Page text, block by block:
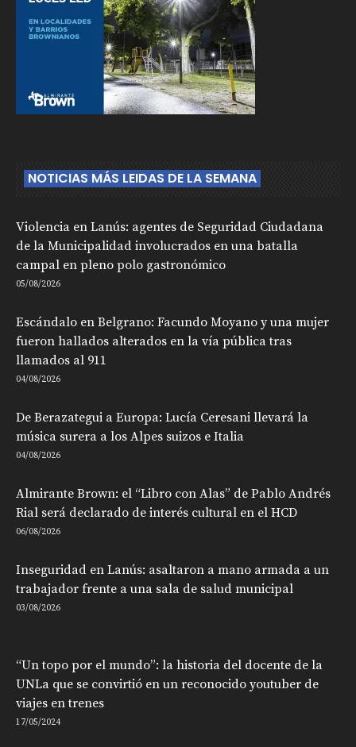
NOTICIAS MÁS LEIDAS DE LA SEMANA
Violencia en Lanús: agentes de Seguridad Ciudadana
de la Municipalidad involucrados en una batalla
campal en pleno polo gastronómico
05/08/2026
Escándalo en Belgrano: Facundo Moyano y una mujer
fueron hallados alterados en la vía pública tras
llamados al 911
04/08/2026
De Berazategui a Europa: Lucía Ceresani llevará la
música surera a los Alpes suizos e Italia
04/08/2026
Almirante Brown: el “Libro con Alas” de Pablo Andrés
Rial será declarado de interés cultural en el HCD
06/08/2026
Inseguridad en Lanús: asaltaron a mano armada a un
trabajador frente a una sala de salud municipal
03/08/2026
“Un topo por el mundo”: la historia del docente de la
UNLa que se convirtió en un reconocido youtuber de
viajes en trenes
17/05/2024